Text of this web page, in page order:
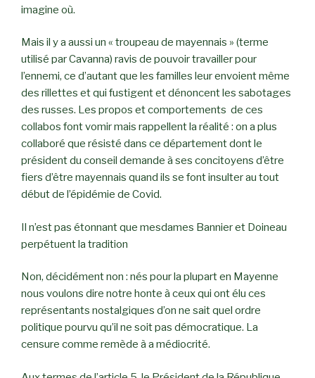
imagine où.
Mais il y a aussi un « troupeau de mayennais » (terme
utilisé par Cavanna) ravis de pouvoir travailler pour
l’ennemi, ce d’autant que les familles leur envoient même
des rillettes et qui fustigent et dénoncent les sabotages
des russes. Les propos et comportements de ces
collabos font vomir mais rappellent la réalité : on a plus
collaboré que résisté dans ce département dont le
président du conseil demande à ses concitoyens d’être
fiers d’être mayennais quand ils se font insulter au tout
début de l’épidémie de Covid.
Il n’est pas étonnant que mesdames Bannier et Doineau
perpétuent la tradition
Non, décidément non : nés pour la plupart en Mayenne
nous voulons dire notre honte à ceux qui ont élu ces
représentants nostalgiques d’on ne sait quel ordre
politique pourvu qu’il ne soit pas démocratique. La
censure comme remède à a médiocrité.